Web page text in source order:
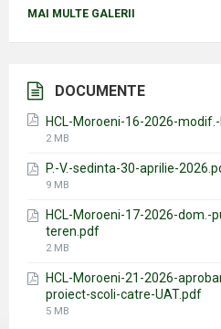
MAI MULTE GALERII
DOCUMENTE
HCL-Moroeni-16-2026-
File
2 MB
P.-V.-sedinta-30-aprilie-
File
9 MB
HCL-Moroeni-17-2026-dom.-
teren.pdf
File
2 MB
HCL-Moroeni-21-2026-
proiect-scoli-catre-UAT.pdf
File
5 MB